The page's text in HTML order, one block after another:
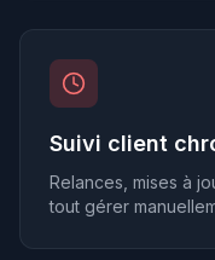
Suivi client
Relances, mises à
tout gérer